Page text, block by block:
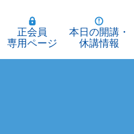
正会員
専用ページ
本日の開講・
休講情報